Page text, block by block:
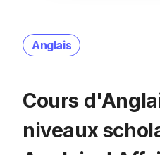
Anglais
Cours
niveaux